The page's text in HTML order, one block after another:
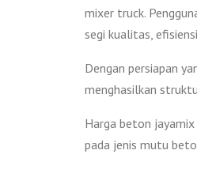
mixer truck.
segi kualitas,
Dengan persiapan
menghasilkan
Harga beton
pada jenis mutu